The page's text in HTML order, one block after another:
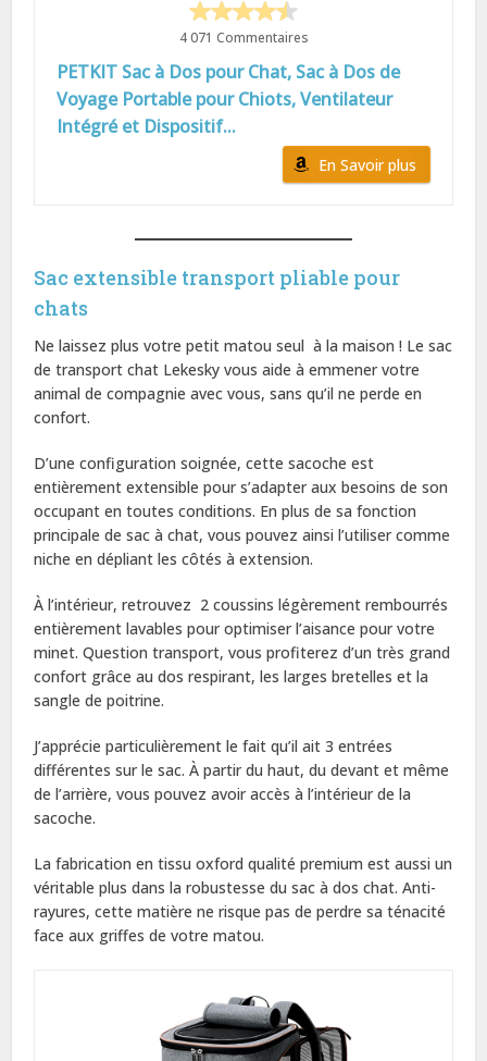
4 071 Commentaires
PETKIT Sac à Dos pour Chat, Sac à Dos de
Voyage Portable pour Chiots, Ventilateur
Intégré et Dispositif...
En Savoir plus
Sac extensible transport pliable pour
chats
Ne laissez plus votre petit matou seul à la maison ! Le sac
de transport chat Lekesky vous aide à emmener votre
animal de compagnie avec vous, sans qu’il ne perde en
confort.
D’une configuration soignée, cette sacoche est
entièrement extensible pour s’adapter aux besoins de son
occupant en toutes conditions. En plus de sa fonction
principale de sac à chat, vous pouvez ainsi l’utiliser comme
niche en dépliant les côtés à extension.
À l’intérieur, retrouvez 2 coussins légèrement rembourrés
entièrement lavables pour optimiser l’aisance pour votre
minet. Question transport, vous profiterez d’un très grand
confort grâce au dos respirant, les larges bretelles et la
sangle de poitrine.
J’apprécie particulièrement le fait qu’il ait 3 entrées
différentes sur le sac. À partir du haut, du devant et même
de l’arrière, vous pouvez avoir accès à l’intérieur de la
sacoche.
La fabrication en tissu oxford qualité premium est aussi un
véritable plus dans la robustesse du sac à dos chat. Anti-
rayures, cette matière ne risque pas de perdre sa ténacité
face aux griffes de votre matou.